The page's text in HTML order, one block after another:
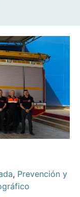
, Prevención y